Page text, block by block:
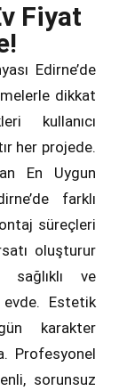
Fiyat
Edirne’de
dikkat
kullanıcı
her projede.
En Uygun
farklı
süreçleri
oluşturur
sağlıklı ve
Estetik
karakter
Profesyonel
sorunsuz